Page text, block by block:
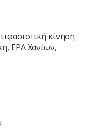
κίνηση
ΕΡΑ Χανίων,